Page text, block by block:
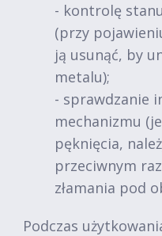
- kontrolę
(przy
ją usunąć, by
metalu);
- sprawdzanie
mechanizmu
pęknięcia,
przeciwnym
złamania pod
Podczas